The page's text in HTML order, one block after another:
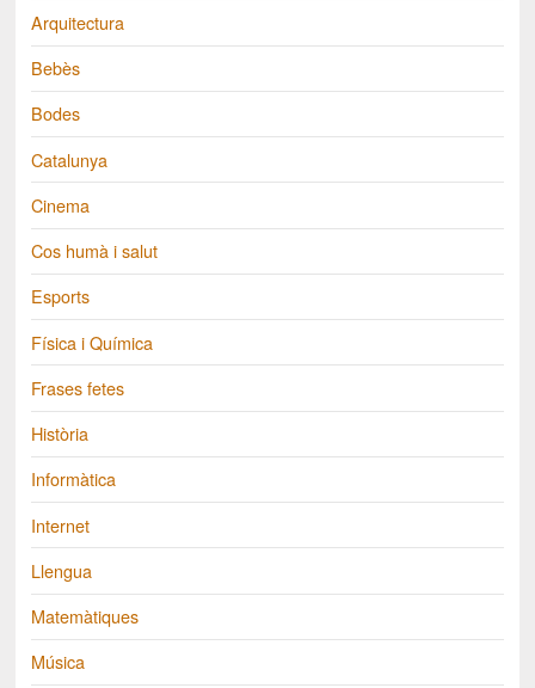
Arquitectura
Bebès
Bodes
Catalunya
Cinema
Cos humà i salut
Esports
Física i Química
Frases fetes
Història
Informàtica
Internet
Llengua
Matemàtiques
Música